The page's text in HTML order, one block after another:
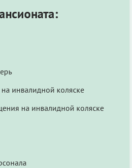
на инвалидной коляске
на инвалидной коляске